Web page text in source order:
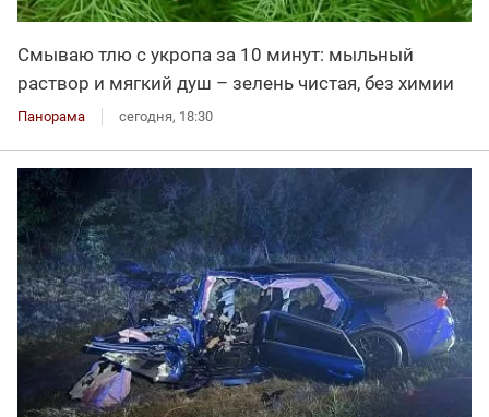
Смываю тлю с укропа за 10 минут: мыльный
раствор и мягкий душ – зелень чистая, без химии
Панорама сегодня, 18:30